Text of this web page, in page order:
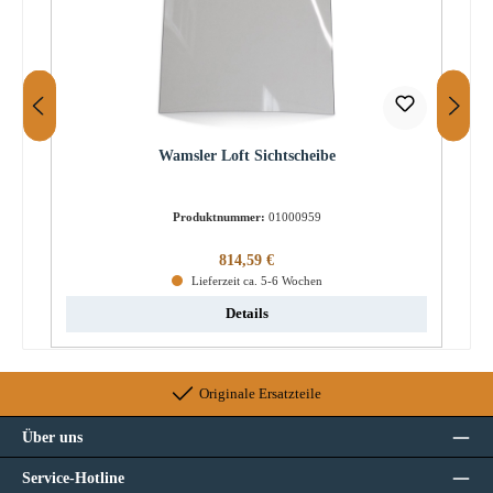
Wamsler Loft Sichtscheibe
Produktnummer: 01000959
Regulärer Preis:
814,59 €
Lieferzeit ca. 5-6 Wochen
Details
Originale Ersatzteile
Über uns
Service-Hotline